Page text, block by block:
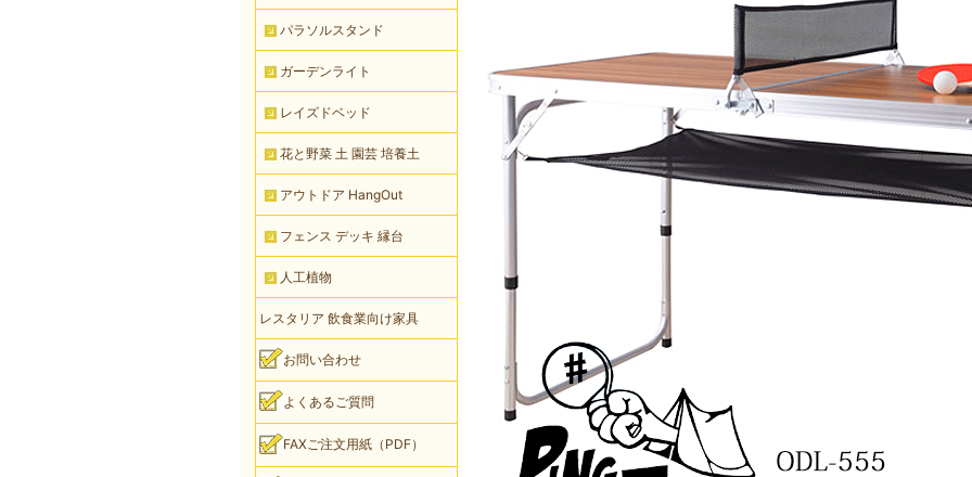
パラソルスタンド
ガーデンライト
レイズドベッド
花と野菜 土 園芸 培養土
アウトドア HangOut
フェンス デッキ 縁台
人工植物
レスタリア 飲食業向け家具
お問い合わせ
よくあるご質問
FAXご注文用紙（PDF）